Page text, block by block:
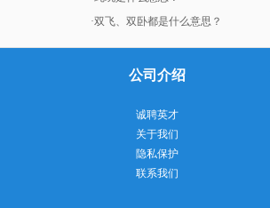
·双飞、双卧都是什么意思？
公司介绍
诚聘英才
关于我们
隐私保护
联系我们